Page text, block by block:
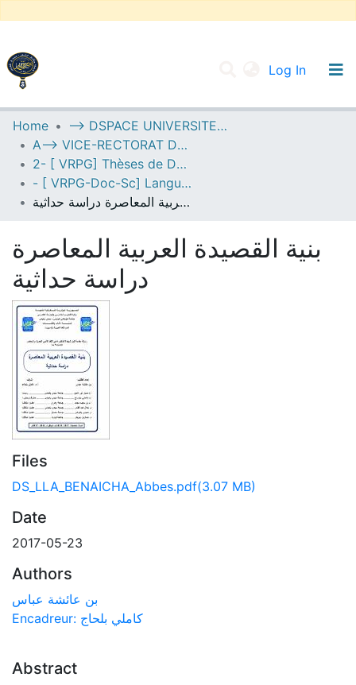
Log In
UNIVERSITY OF D.L SIDI BEL ABBES
Communities & Collections
All of DSpace
Statistics
Home
--> DSPACE UNIVERSITE DJILALLI LIABES DE SIDI BEL ABBES
A--> VICE-RECTORAT DE LA POST-GRADUATION
2- [ VRPG] Thèses de Doctorat en Sciences
- [ VRPG-Doc-Sc] Langue et littérature arabe --- لغة وأدب عربي
بنية القصيدة العربية المعاصرة دراسة حداثية
بنية القصيدة العربية المعاصرة
دراسة حداثية
Files
DS_LLA_BENAICHA_Abbes.pdf(3.07 MB)
Date
2017-05-23
Authors
بن عائشة عباس
Encadreur: كاملي بلحاج
Abstract